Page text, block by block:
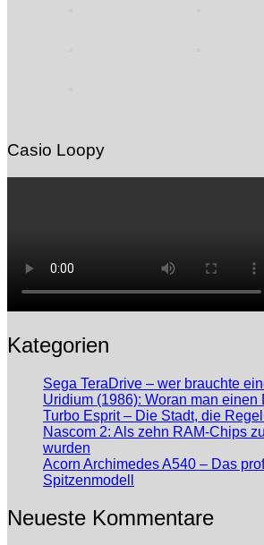
Casio Loopy
Kategorien
Sega TeraDrive – wer brauchte
Uridium (1986): Woran man einen
Turbo Esprit – Die Stadt, die
Nascom 2: Als zehn RAM-Chips
wurden
Acorn Archimedes A540 – Das
Spitzenmodell
Neueste Kommentare